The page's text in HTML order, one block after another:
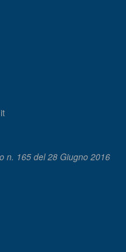
n. 165 del 28 Giugno 2016